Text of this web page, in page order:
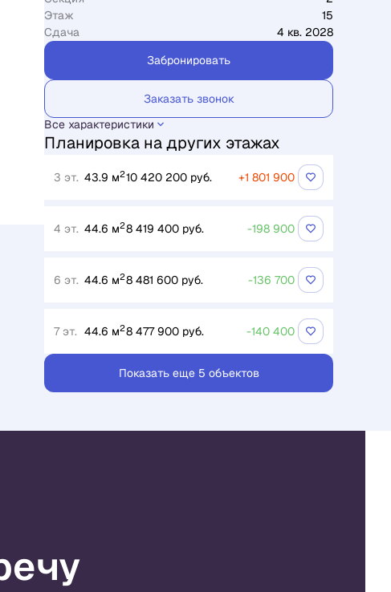
Этаж
15
Сдача
4 кв. 2028
Забронировать
Заказать звонок
Все характеристики
Планировка на других этажах
3 эт. 43.9 м210 420 200 руб. +1 801 900
4 эт. 44.6 м28 419 400 руб. -198 900
6 эт. 44.6 м28 481 600 руб. -136 700
7 эт. 44.6 м28 477 900 руб. -140 400
Показать еще 5 объектов